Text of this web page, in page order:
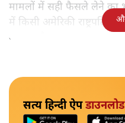
मामलों में सही फैसले लेने का
में किसी अमेरिकी राष्ट्रपति
का स्तर है।
सत्य हिन्दी ऐपडाउनलोड